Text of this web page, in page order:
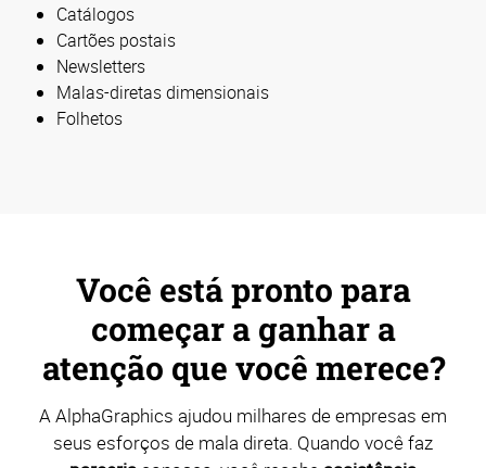
Catálogos
Cartões postais
Newsletters
Malas-diretas dimensionais
Folhetos
Você está pronto para
começar a ganhar a
atenção que você merece?
A AlphaGraphics ajudou milhares de empresas em
seus esforços de mala direta. Quando você faz